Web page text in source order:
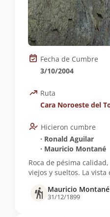
Fecha de Cumbre
3/10/2004
Ruta
Cara Noroeste del
Hicieron cumbre
∙ Ronald Aguilar
∙ Mauricio Montané
Roca de pésima
viejos y sueltos. La vista
Mauricio Montané
31/12/1899